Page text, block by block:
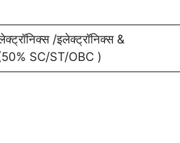
/इलेक्ट्रॉनिक्स &
(50% SC/ST/OBC )